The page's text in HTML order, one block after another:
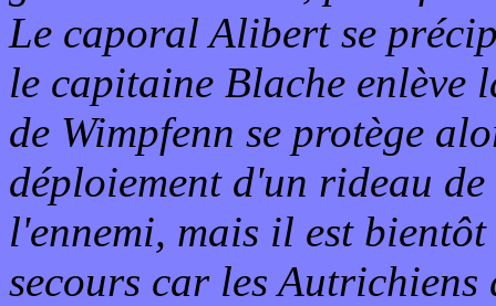
Le caporal Alibert se
le capitaine Blache enlève
de Wimpfenn se protège
déploiement d'un rideau
l'ennemi, mais il est
secours car les Autrichiens